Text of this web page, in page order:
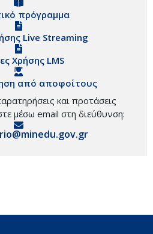
πρόγραμμα
Live Streaming
Χρήσης LMS
από αποφοίτους
και προτάσεις
μέσω email στη διεύθυνση: